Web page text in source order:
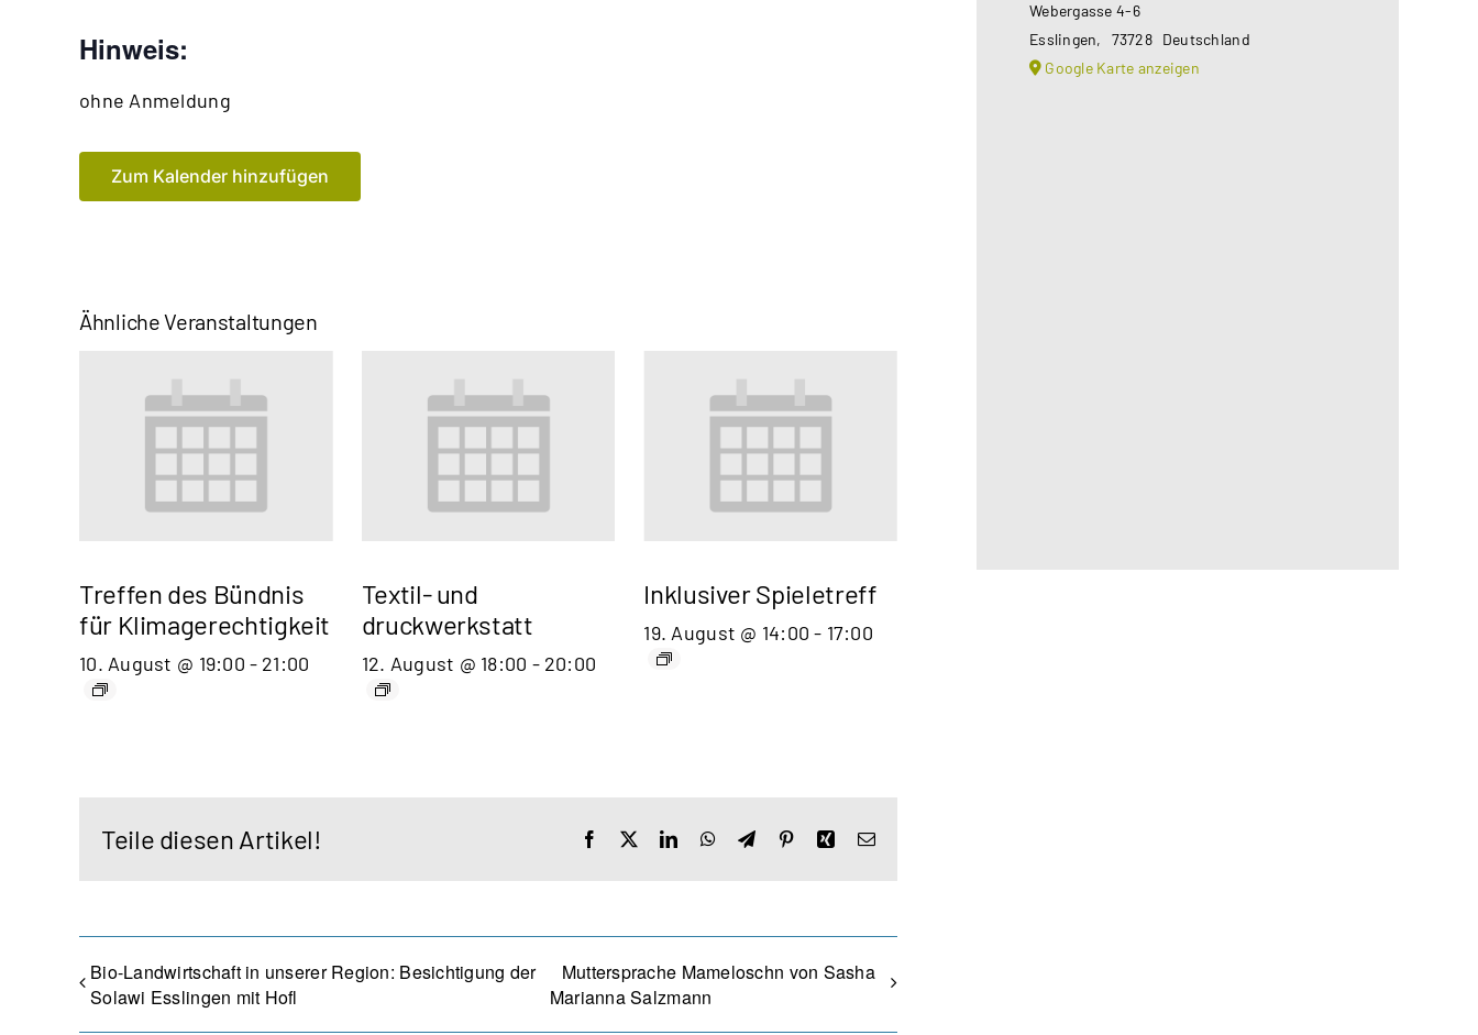
Hinweis:
ohne Anmeldung
Zum Kalender hinzufügen
Ähnliche Veranstaltungen
Treffen des Bündnis
für Klimagerechtigkeit
10. August @ 19:00 - 21:00
Textil- und
druckwerkstatt
12. August @ 18:00 - 20:00
Inklusiver Spieletreff
19. August @ 14:00 - 17:00
Teile diesen Artikel! Facebook LinkedInWhatsApp
TelegramPinterestXingE-
Bio-Landwirtschaft in unserer Region: Besichtigung der
Solawi Esslingen mit Hofl
Muttersprache Mameloschn von Sasha
Marianna Salzmann
Webergasse 4-6
Esslingen, 73728 Deutschland
Google Karte anzeigen